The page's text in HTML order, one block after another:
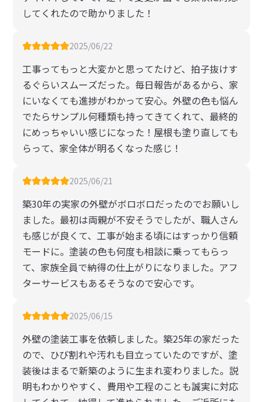
してくれたので助かりました！
2025/06/22
工事ってもっと大変かと思ってたけど、拍子抜けす
るぐらいスムーズだった。毎日報告があるから、家
にいなくても進捗がわかって安心。外壁の色も悩ん
でたらサンプル何種類も持ってきてくれて、最終的
にめっちゃいい感じになった！屋根も塗り直しても
らって、家全体が明るくなった感じ！
2025/06/21
築30年の実家の外壁がボロボロだったのでお願いし
ました。最初は両親が不安そうでしたが、職人さん
も感じが良くて、工事が始まる頃にはすっかり信頼
モードに。塗装の色も何度も相談に乗ってもらっ
て、家族全員で納得の仕上がりになりました。アフ
ターサービスもあるそうなので安心です。
2025/06/15
外壁の塗装工事を依頼しました。築25年の家だった
ので、ひび割れや汚れも目立っていたのですが、塗
装後はまるで新築のように生まれ変わりました。説
明もわかりやすく、費用や工程のことも誠実に対応